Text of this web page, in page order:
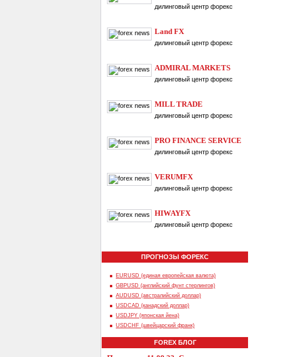
дилинговый центр форекс
Land FX
дилинговый центр форекс
ADMIRAL MARKETS
дилинговый центр форекс
MILL TRADE
дилинговый центр форекс
PRO FINANCE SERVICE
дилинговый центр форекс
VERUMFX
дилинговый центр форекс
HIWAYFX
дилинговый центр форекс
ПРОГНОЗЫ ФОРЕКС
EURUSD (единая европейская валюта)
GBPUSD (английский фунт стерлингов)
AUDUSD (австралийский доллар)
USDCAD (канадский доллар)
USDJPY (японская йена)
USDCHF (швейцарский франк)
FOREX БЛОГ